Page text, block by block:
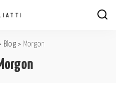
Blog> Morgon